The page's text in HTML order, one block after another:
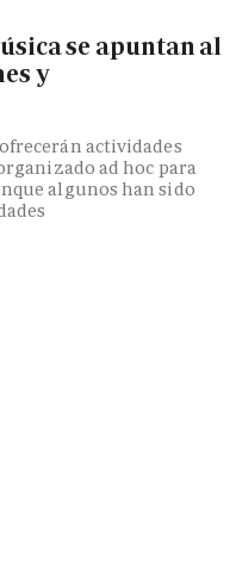
se apuntan al
y
actividades
ad hoc para
algunos han sido